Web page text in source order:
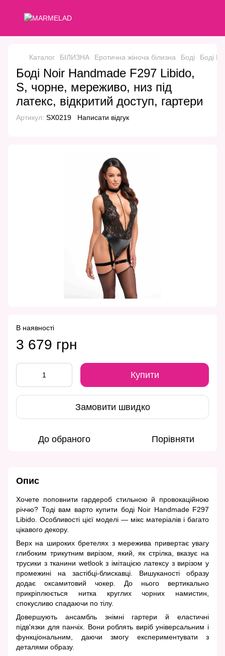
Каталог БІЛИЗНА Еротична жіноча білизна Боді Боді
Боді Noir Handmade F297 Libido,
S, чорне, мереживо, низ під
латекс, відкритий доступ, гартери
Артикул: SX0219 Написати відгук
В наявності
3 679 грн
Купити
Замовити швидко
До обраного Порівняти
Опис
Хочете поповнити гардероб стильною й провокаційною
річчю? Тоді вам варто купити боді Noir Handmade F297
Libido. Особливості цієї моделі — мікс матеріалів і багато
цікавого декору.
Верх на широких бретелях з мережива привертає увагу
глибоким трикутним вирізом, який, як стрілка, вказує на
трусики з тканини wetlook з імітацією латексу з вирізом у
промежині на застібці-блискавці. Вишуканості образу
додає оксамитовий чокер. До нього вертикально
прикріплюється нитка круглих чорних намистин,
спокусливо спадаючи по тілу.
Довершують ансамбль знімні гартери й еластичні
підв'язки для панчіх. Вони роблять виріб універсальним і
функціональним, даючи змогу експериментувати з
деталями образу.